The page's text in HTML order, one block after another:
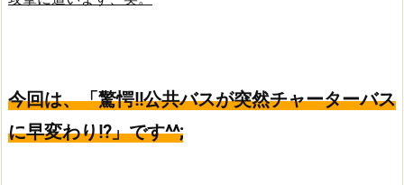
今回は、「驚愕!!公共バスが突然チャーターバス
に早変わり!?」です^^;